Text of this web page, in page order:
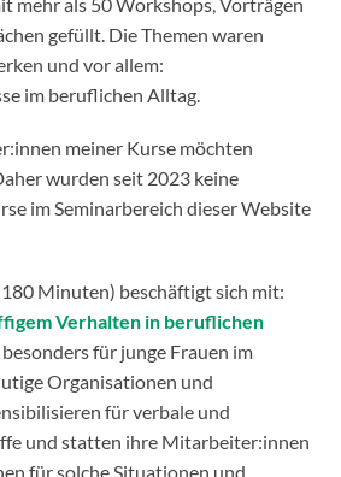
gefüllt. Die Themen waren
und vor allem:
im beruflichen Alltag.
meiner Kurse möchten
wurden seit 2023 keine
im Seminarbereich dieser Website
Minuten) beschäftigt sich mit:
Verhalten in beruflichen
besonders für junge Frauen im
Organisationen und
für verbale und
und statten ihre Mitarbeiter:innen
für solche Situationen und